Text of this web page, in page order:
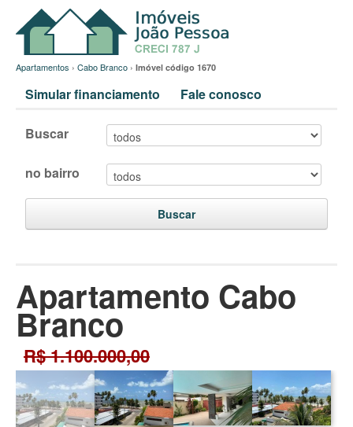
Apartamentos › Cabo Branco › Imóvel código 1670
Simular financiamento Fale conosco
Buscar
no bairro
Buscar
Apartamento Cabo
Branco
R$ 1.100.000,00